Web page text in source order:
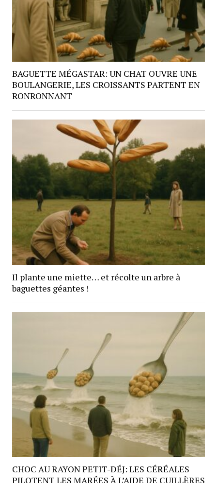
BAGUETTE MÉGASTAR: UN CHAT OUVRE UNE
BOULANGERIE, LES CROISSANTS PARTENT EN
RONRONNANT
Il plante une miette… et récolte un arbre à
baguettes géantes !
CHOC AU RAYON PETIT-DÉJ: LES CÉRÉALES
PILOTENT LES MARÉES À L’AIDE DE CUILLÈRES